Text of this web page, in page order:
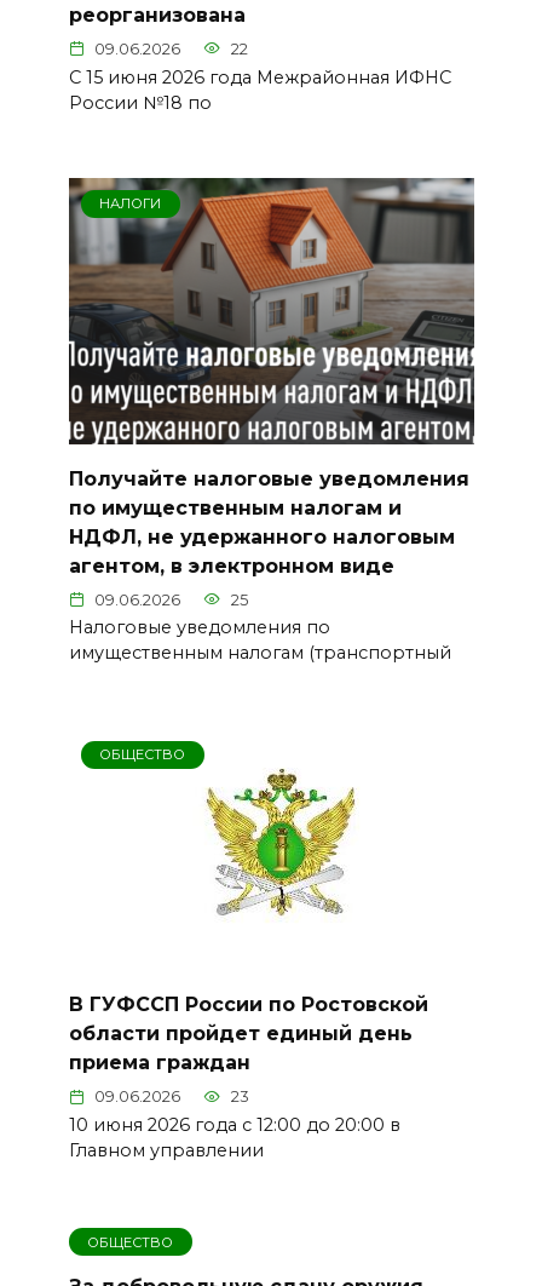
реорганизована
09.06.2026 22
С 15 июня 2026 года Межрайонная ИФНС
России №18 по
НАЛОГИ
Получайте налоговые уведомления
по имущественным налогам и
НДФЛ, не удержанного налоговым
агентом, в электронном виде
09.06.2026 25
Налоговые уведомления по
имущественным налогам (транспортный
ОБЩЕСТВО
В ГУФССП России по Ростовской
области пройдет единый день
приема граждан
09.06.2026 23
10 июня 2026 года с 12:00 до 20:00 в
Главном управлении
ОБЩЕСТВО